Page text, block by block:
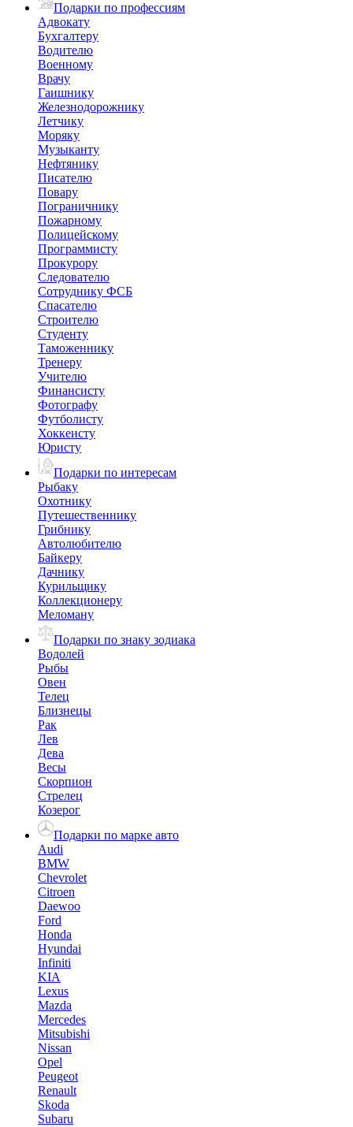
Подарки по профессиям
Адвокату
Бухгалтеру
Водителю
Военному
Врачу
Гаишнику
Железнодорожнику
Летчику
Моряку
Музыканту
Нефтянику
Писателю
Повару
Пограничнику
Пожарному
Полицейскому
Программисту
Прокурору
Следователю
Сотруднику ФСБ
Спасателю
Строителю
Студенту
Таможеннику
Тренеру
Учителю
Финансисту
Фотографу
Футболисту
Хоккеисту
Юристу
Подарки по интересам
Рыбаку
Охотнику
Путешественнику
Грибнику
Автолюбителю
Байкеру
Дачнику
Курильщику
Коллекционеру
Меломану
Подарки по знаку зодиака
Водолей
Рыбы
Овен
Телец
Близнецы
Рак
Лев
Дева
Весы
Скорпион
Стрелец
Козерог
Подарки по марке авто
Audi
BMW
Chevrolet
Citroen
Daewoo
Ford
Honda
Hyundai
Infiniti
KIA
Lexus
Mazda
Mercedes
Mitsubishi
Nissan
Opel
Peugeot
Renault
Skoda
Subaru